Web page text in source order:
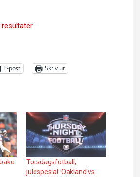
E-post Skriv ut
Torsdagsfotball,
julespesial: Oakland vs.